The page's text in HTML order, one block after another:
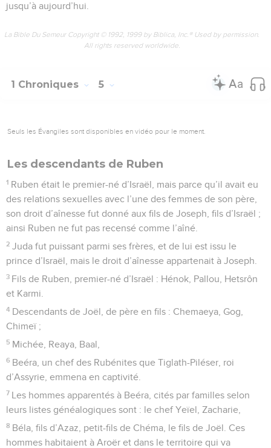
jusqu’à aujourd’hui.
La Bible Du Semeur Copyright © 1992, 1999 by Biblica, Inc.® Used by permission.
All rights reserved worldwide.
1 Chroniques 5
Seuls les Évangiles sont disponibles en vidéo pour le moment.
Les descendants de Ruben
1 Ruben était le premier-né d’Israël, mais parce qu’il avait eu
des relations sexuelles avec l’une des femmes de son père,
son droit d’aînesse fut donné aux fils de Joseph, fils d’Israël ;
ainsi Ruben ne fut pas recensé comme l’aîné.
2 Juda fut puissant parmi ses frères, et de lui est issu le
prince d’Israël, mais le droit d’aînesse appartenait à Joseph.
3 Fils de Ruben, premier-né d’Israël : Hénok, Pallou, Hetsrôn
et Karmi.
4 Descendants de Joël, de père en fils : Chemaeya, Gog,
Chimeï ;
5 Michée, Reaya, Baal,
6 Beéra, un chef des Rubénites que Tiglath-Piléser, roi
d’Assyrie, emmena en captivité.
7 Les hommes apparentés à Beéra, cités par familles selon
leurs listes généalogiques sont : le chef Yeïel, Zacharie,
8 Béla, fils d’Azaz, petit-fils de Chéma, le fils de Joël. Ces
hommes habitaient à Aroër et dans le territoire qui va